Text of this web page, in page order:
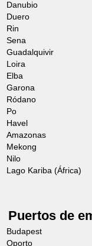
Danubio
Duero
Rin
Sena
Guadalquivir
Loira
Elba
Garona
Ródano
Po
Havel
Amazonas
Mekong
Nilo
Lago Kariba (África)
Puertos de
Budapest
Oporto